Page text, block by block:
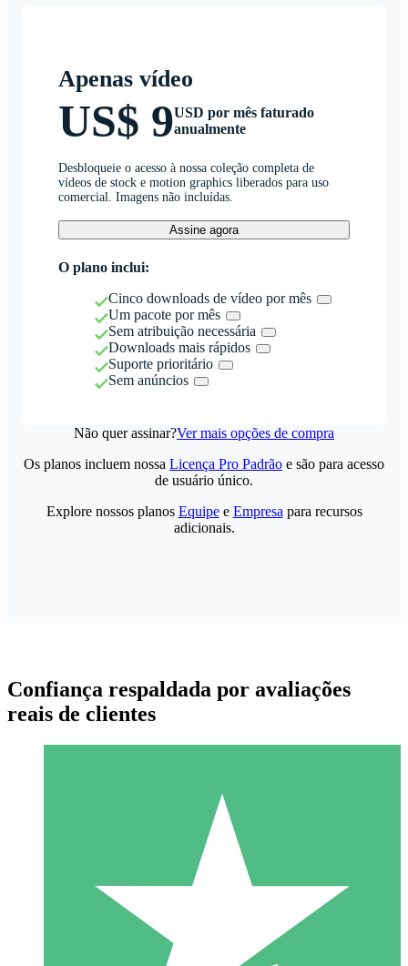
Apenas vídeo
US$ 9USD por mês faturado
anualmente
Desbloqueie o acesso à nossa coleção completa de
vídeos de stock e motion graphics liberados para uso
comercial. Imagens não incluídas.
Assine agora
O plano inclui:
Cinco downloads de vídeo por mês
Um pacote por mês
Sem atribuição necessária
Downloads mais rápidos
Suporte prioritário
Sem anúncios
Não quer assinar?Ver mais opções de compra
Pacotes de Créditos Individuais
Pague conforme o uso com créditos de download. Sem
Os planos incluem nossa Licença Pro Padrão e são para acesso
de usuário único.
Explore nossos planos Equipee Empresa para recursos
adicionais.
Confiança respaldada por avaliações
reais de clientes